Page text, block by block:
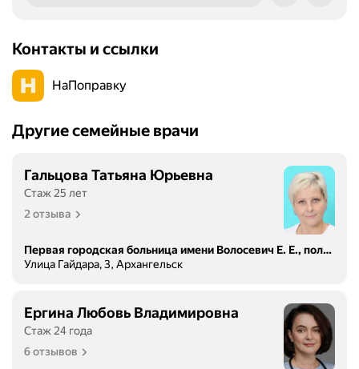
Контакты и ссылки
НаПоправку
Другие семейные врачи
Гальцова Татьяна Юрьевна
Стаж 25 лет
2 отзыва
Первая городская больница имени Волосевич Е. Е., поликлиника
Улица Гайдара, 3, Архангельск
Ергина Любовь Владимировна
Стаж 24 года
6 отзывов